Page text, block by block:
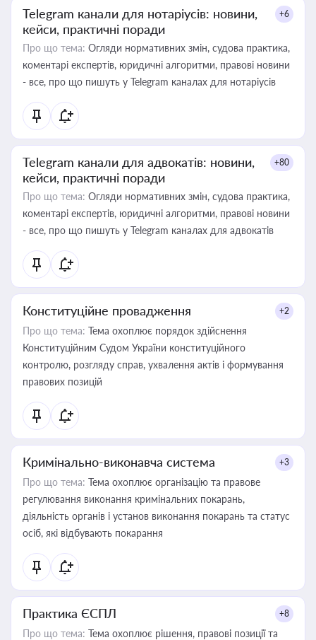
Telegram канали для нотаріусів: новини,
кейси, практичні поради
+6
Про що тема: Огляди нормативних змін, судова практика,
коментарі експертів, юридичні алгоритми, правові новини
- все, про що пишуть у Telegram каналах для нотаріусів
Telegram канали для адвокатів: новини,
кейси, практичні поради
+80
Про що тема: Огляди нормативних змін, судова практика,
коментарі експертів, юридичні алгоритми, правові новини
- все, про що пишуть у Telegram каналах для адвокатів
Конституційне провадження +2
Про що тема: Тема охоплює порядок здійснення
Конституційним Судом України конституційного
контролю, розгляду справ, ухвалення актів і формування
правових позицій
Кримінально-виконавча система +3
Про що тема: Тема охоплює організацію та правове
регулювання виконання кримінальних покарань,
діяльність органів і установ виконання покарань та статус
осіб, які відбувають покарання
Практика ЄСПЛ +8
Про що тема: Тема охоплює рішення, правові позиції та